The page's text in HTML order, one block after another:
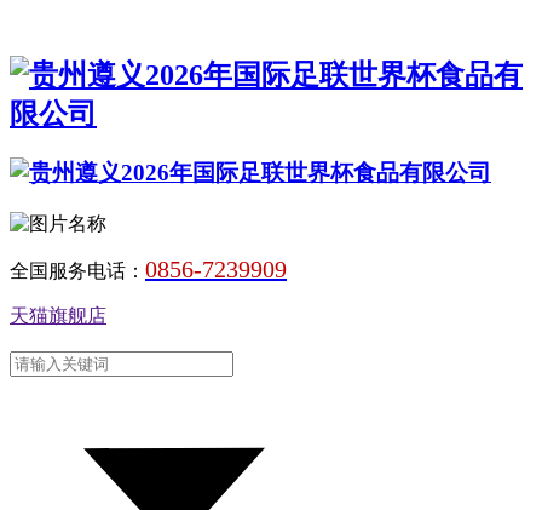
全国服务电话： 0856-7239909
天猫旗舰店